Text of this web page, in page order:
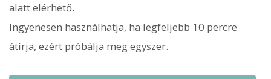
alatt elérhető.
Ingyenesen használhatja, ha legfeljebb 10 percre
átírja, ezért próbálja meg egyszer.